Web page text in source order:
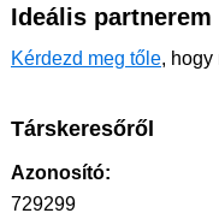
Ideális partnerem
Kérdezd meg tőle, hogy
Társkeresőről
Azonosító:
729299